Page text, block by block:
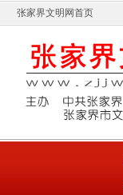
张家界文明网首页